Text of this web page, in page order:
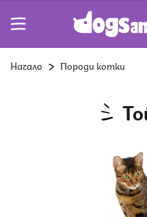
Начало Породи котки